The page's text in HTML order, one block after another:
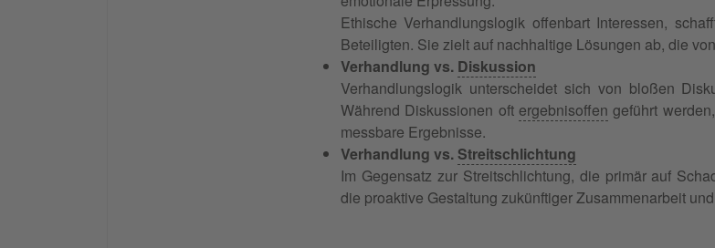
Ethische Verhandlungslogik offenbart Interessen,
Beteiligten. Sie zielt auf nachhaltige Lösungen ab, die
Verhandlung vs. Diskussion
Verhandlungslogik unterscheidet sich von bloßen
Während Diskussionen oft ergebnisoffen geführt
messbare Ergebnisse.
Verhandlung vs. Streitschlichtung
Im Gegensatz zur Streitschlichtung, die primär auf
die proaktive Gestaltung zukünftiger Zusammenarbeit